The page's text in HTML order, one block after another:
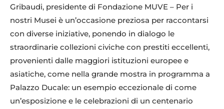
Gribaudi, presidente di Fondazione MUVE – Per i
nostri Musei è un’occasione preziosa per raccontarsi
con diverse iniziative, ponendo in dialogo le
straordinarie collezioni civiche con prestiti eccellenti,
provenienti dalle maggiori istituzioni europee e
asiatiche, come nella grande mostra in programma a
Palazzo Ducale: un esempio eccezionale di come
un’esposizione e le celebrazioni di un centenario